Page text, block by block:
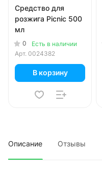
Средство для
розжига Picnic 500
мл
0
Есть в наличии
Арт. 0024382
В корзину
Описание Отзывы